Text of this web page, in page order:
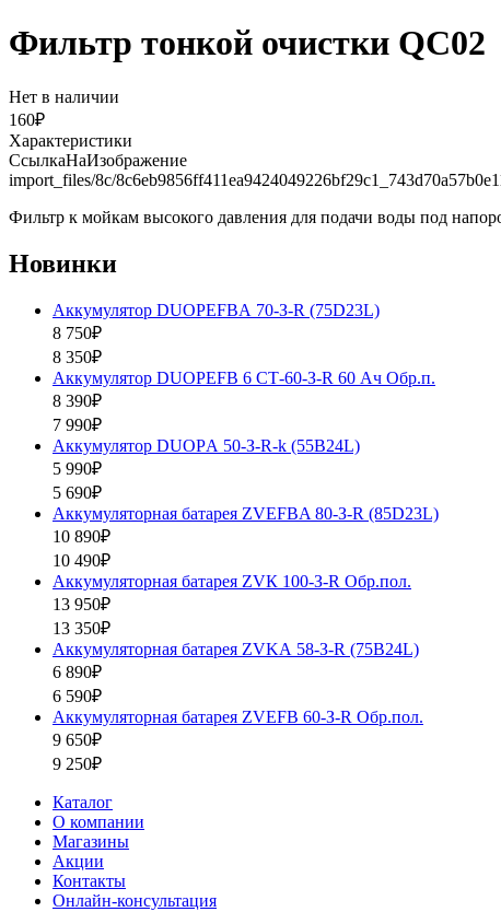
Фильтр тонкой очистки QC02
Нет в наличии
160₽
Характеристики
СсылкаНаИзображение
import_files/8c/
Фильтр к мойкам высокого давления для подачи воды под
Новинки
Аккумулятор DUOPEFBА 70-З-R (75D23L)
8 750₽
8 350₽
Аккумулятор DUOPEFB 6 СТ-60-З-R 60 Ач Обр.п.
8 390₽
7 990₽
Аккумулятор DUOPА 50-З-R-k (55B24L)
5 990₽
5 690₽
Аккумуляторная батарея ZVEFBA 80-З-R (85D23L)
10 890₽
10 490₽
Аккумуляторная батарея ZVК 100-З-R Обр.пол.
13 950₽
13 350₽
Аккумуляторная батарея ZVKА 58-З-R (75B24L)
6 890₽
6 590₽
Аккумуляторная батарея ZVEFB 60-З-R Обр.пол.
9 650₽
9 250₽
Каталог
О компании
Магазины
Акции
Контакты
Онлайн-консультация